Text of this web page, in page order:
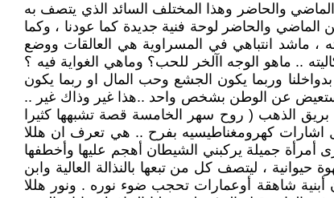
الماضي والحاضر وهذا المختلف السائد الذي يتصف به
والحاضر لوحة فنية جديدة كما عودنا ، وكما
، ماشد انتباهي في المسراوية هي العالقات ووضع
.. ماهو الوجه اآلخر للحب؟ وماهي الغواية فيه ؟
وربما يكون الجشع وحب المال او ربما يكون
عن الوطن بشخص واحد ..هذا غير وذاك غير ..
بريق الذهب ( روح سهر الخامسة قصة تشبهها كثيرا
اشارات كهرومغناطيسيه بفرح .. هي تعرف ان هللا
سامحيني عندما أرى أمرأة جميلة يركبني الشيطان أهجم عليها وأخطفها
من فعل الشيطان وكل مايتبعها من شهوة حيوانية ، ليتصف كل من تبعها بالنذالة العالية وابن
أبنية شاهقة أوعمارات تحجب ضوء نوره . ونور هللا